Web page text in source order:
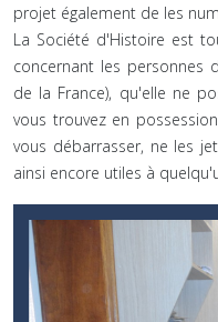
projet également de les
La Société d'Histoire est
concernant les personnes
de la France), qu'elle ne
vous trouvez en
vous débarrasser, ne les
ainsi encore utiles à